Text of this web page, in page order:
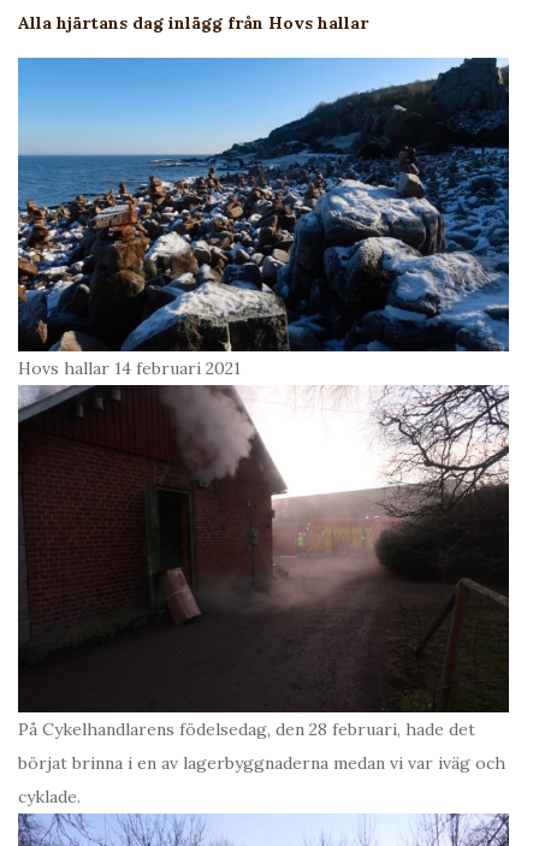
Alla hjärtans dag inlägg från Hovs hallar
Hovs hallar 14 februari 2021
På Cykelhandlarens födelsedag, den 28 februari, hade det
börjat brinna i en av lagerbyggnaderna medan vi var iväg och
cyklade.